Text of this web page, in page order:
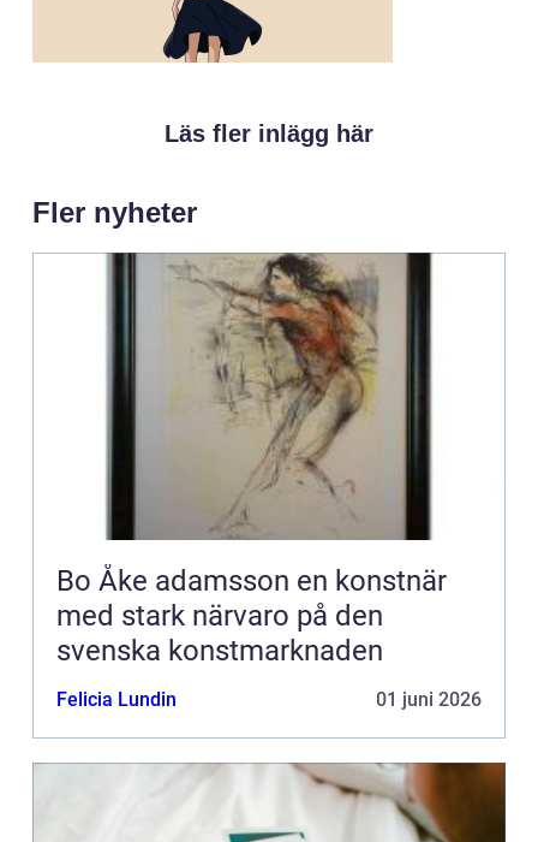
Läs fler inlägg här
Fler nyheter
Bo Åke adamsson en konstnär
med stark närvaro på den
svenska konstmarknaden
Felicia Lundin 01 juni 2026